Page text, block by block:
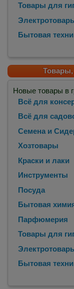
Товары для
Бытовая
Товары,
Новые товары в
Всё для
Всё для
Семена и
Хозтовары
Краски и лаки
Инструменты
Посуда
Бытовая
Парфюмерия
Товары для
Бытовая